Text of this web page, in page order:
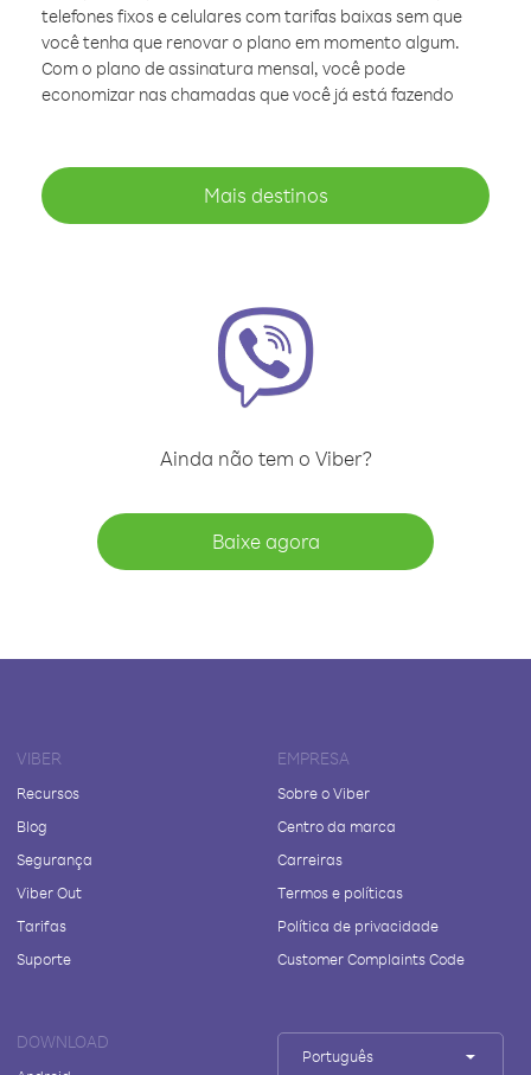
telefones fixos e celulares com tarifas baixas sem que
você tenha que renovar o plano em momento algum.
Com o plano de assinatura mensal, você pode
economizar nas chamadas que você já está fazendo
Mais destinos
Ainda não tem o Viber?
Baixe agora
VIBER
Recursos
Blog
Segurança
Viber Out
Tarifas
Suporte
EMPRESA
Sobre o Viber
Centro da marca
Carreiras
Termos e políticas
Política de privacidade
Customer Complaints Code
DOWNLOAD
Português